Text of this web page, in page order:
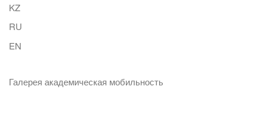
KZ
RU
EN
Галерея академическая мобильность